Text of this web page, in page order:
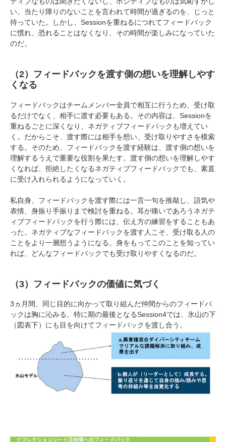
い。当たり障りのないことを言われて時間が過ぎるのを、じっと
待っていた。しかし、Sessionを重ねるにつれてフィードバック
に慣れ、恐れることはなくなり、その時間が楽しみになっていた
のだ。
（2）フィードバックを渡す側の想いを理解しやす
くなる
フィードバックはチームメンバー全員で相互に行うため、受け取
るだけでなく、相手に渡す必要もある。その内容は、Sessionを
重ねるごとに深くなり、ネガティブフィードバックも増えてい
く。だからこそ、渡す際には相手を想い、受け取りやすさを模索
する。そのため、フィードバックを渡す経験は、渡す側の想いを
理解するうえで重要な役割を果たす。渡す側の想いを理解しやす
くなれば、拒絶したくなるネガティブフィードバックでも、素直
に受け入れられるようになっていく。
私自身、フィードバックを渡す際には一言一句を推敲し、語気や
表情、身振り手振りまで検討を重ねる。耳が痛いであろうネガテ
ィブフィードバックを行う際には、伝え方の練習をすることもあ
った。ネガティブなフィードバックを渡す人こそ、受け取る人の
ことをより一層想うようになる。身をもってこのことを知ってい
れば、どんなフィードバックでも受け取りやすくなるのだ。
（3）フィードバックの価値に気づく
3ヵ月間、同じ目的に向かって取り組んだ仲間からのフィードバ
ックは胸に沁みる。特に期の最後となるSession4では、氷山の下
（図表下）にも目を向けてフィードバックを渡し合う。